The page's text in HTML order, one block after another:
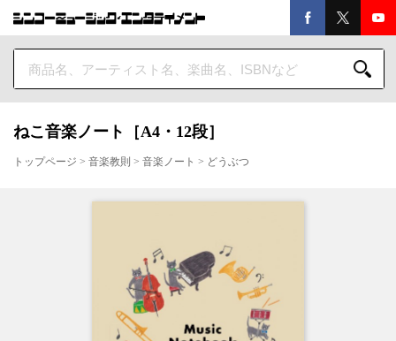
ねこ音楽ノート［A4・12段］
トップページ > 音楽教則 > 音楽ノート > どうぶつ